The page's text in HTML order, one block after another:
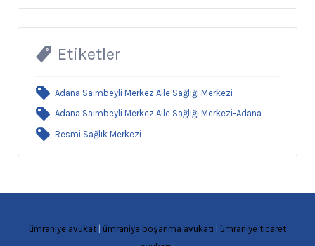
Etiketler
Adana Saimbeyli Merkez Aile Sağlığı Merkezi
Adana Saimbeyli Merkez Aile Sağlığı Merkezi-Adana
Resmi Sağlık Merkezi
ümraniye avukat ümraniye boşanma avukatı
ümraniye ticaret